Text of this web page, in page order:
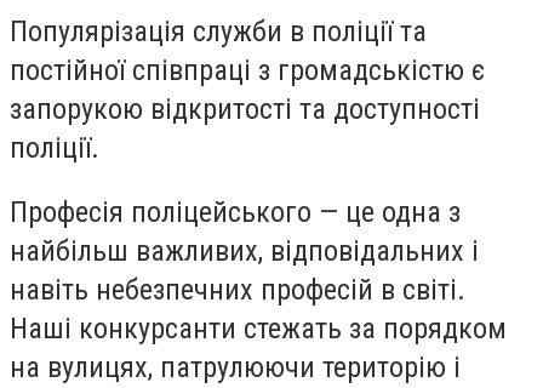
Популярізація служби в поліції та
постійної співпраці з громадськістю є
запорукою відкритості та доступності
поліції.
Професія поліцейського — це одна з
найбільш важливих, відповідальних і
навіть небезпечних професій в світі.
Наші конкурсанти стежать за порядком
на вулицях, патрулюючи територію і